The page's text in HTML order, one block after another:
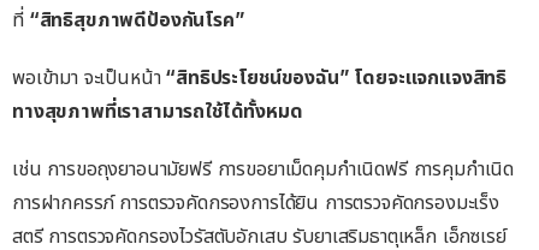
ที่“สิทธิสุขภาพดีป้องกันโรค”
พอเข้ามา จะเป็นหน้า“สิทธิประโยชน์ของฉัน” โดยจะแจกแจงสิทธิ
ทางสุขภาพที่เราสามารถใช้ได้ทั้งหมด
เช่น การขอถุงยาอนามัยฟรี การขอยาเม็ดคุมกำเนิดฟรี การคุมกำเนิด
การฝากครรภ์ การตรวจคัดกรองการได้ยิน การตรวจคัดกรองมะเร็ง
สตรี การตรวจคัดกรองไวรัสตับอักเสบ รับยาเสริมธาตุเหล็ก เอ็กซเรย์